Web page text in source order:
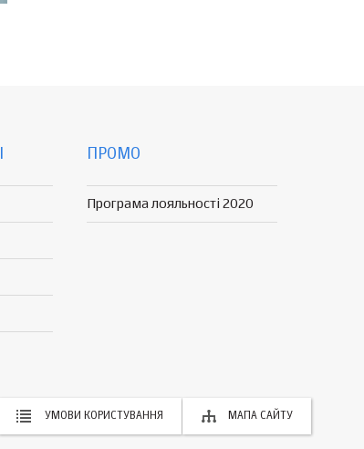
ПРОМО
Програма лояльності 2020
УМОВИ КОРИСТУВАННЯ МАПА САЙТУ